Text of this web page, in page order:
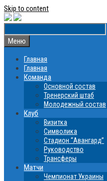
Skip to content
Меню
Главная
Главная
Команда
Основной состав
Тренерский штаб
Молодежный состав
Клуб
Визитка
Символика
Стадион “Авангард”
Руководство
Трансферы
Матчи
Чемпионат Украины